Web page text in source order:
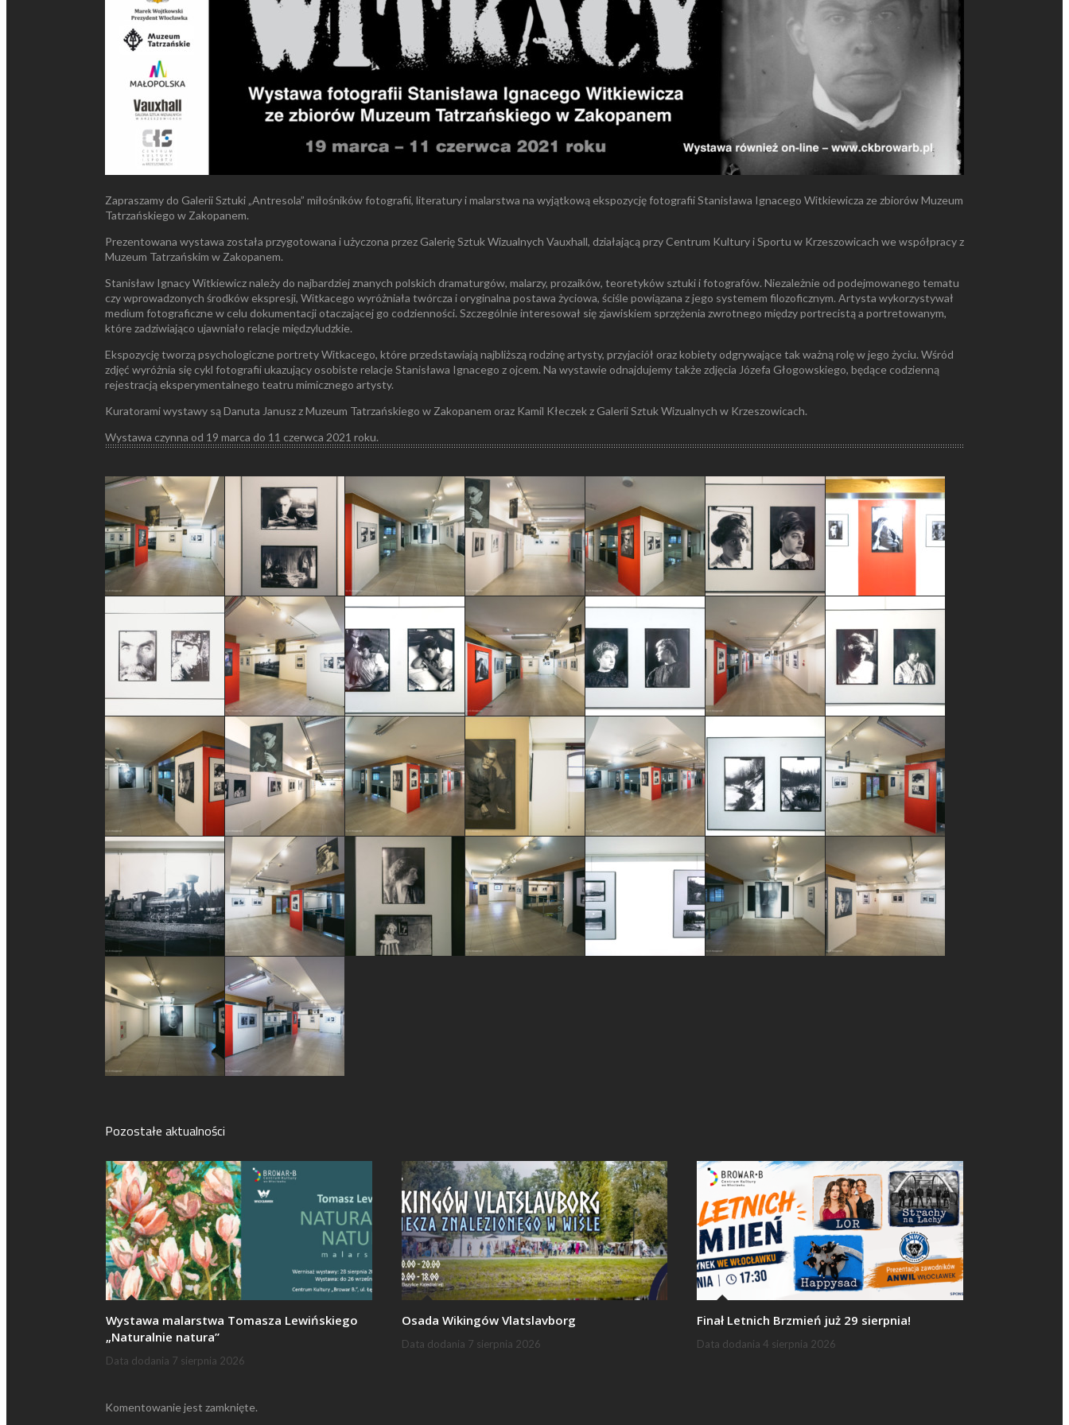
Zapraszamy do Galerii Sztuki „Antresola” miłośników fotografii, literatury i malarstwa na wyjątkową ekspozycję fotografii Stanisława Ignacego Witkiewicza ze zbiorów Muzeum
Tatrzańskiego w Zakopanem.
Prezentowana wystawa została przygotowana i użyczona przez Galerię Sztuk Wizualnych Vauxhall, działającą przy Centrum Kultury i Sportu w Krzeszowicach we współpracy z
Muzeum Tatrzańskim w Zakopanem.
Stanisław Ignacy Witkiewicz należy do najbardziej znanych polskich dramaturgów, malarzy, prozaików, teoretyków sztuki i fotografów. Niezależnie od podejmowanego tematu
czy wprowadzonych środków ekspresji, Witkacego wyróżniała twórcza i oryginalna postawa życiowa, ściśle powiązana z jego systemem filozoficznym. Artysta wykorzystywał
medium fotograficzne w celu dokumentacji otaczającej go codzienności. Szczególnie interesował się zjawiskiem sprzężenia zwrotnego między portrecistą a portretowanym,
które zadziwiająco ujawniało relacje międzyludzkie.
Ekspozycję tworzą psychologiczne portrety Witkacego, które przedstawiają najbliższą rodzinę artysty, przyjaciół oraz kobiety odgrywające tak ważną rolę w jego życiu. Wśród
zdjęć wyróżnia się cykl fotografii ukazujący osobiste relacje Stanisława Ignacego z ojcem. Na wystawie odnajdujemy także zdjęcia Józefa Głogowskiego, będące codzienną
rejestracją eksperymentalnego teatru mimicznego artysty.
Kuratorami wystawy są Danuta Janusz z Muzeum Tatrzańskiego w Zakopanem oraz Kamil Kłeczek z Galerii Sztuk Wizualnych w Krzeszowicach.
Wystawa czynna od 19 marca do 11 czerwca 2021 roku.
Pozostałe aktualności
Wystawa malarstwa Tomasza Lewińskiego
„Naturalnie natura”
Data dodania 7 sierpnia 2026
Osada Wikingów Vlatslavborg
Data dodania 7 sierpnia 2026
Finał Letnich Brzmień już 29 sierpnia!
Data dodania 4 sierpnia 2026
Komentowanie jest zamknięte.